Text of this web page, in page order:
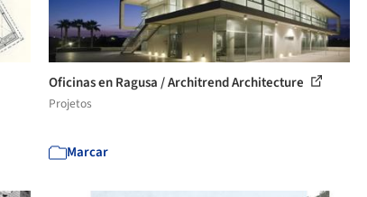
Oficinas en Ragusa / Architrend Architecture
Projetos
Marcar